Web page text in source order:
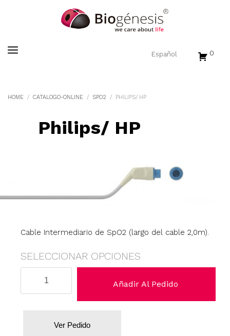
0
HOME CATALOGO-ONLINE SPO2 PHILIPS/ HP
Philips/ HP
Cable Intermediario de SpO2 (largo del cable 2,0m).
SELECCIONAR OPCIONES
Añadir Al Pedido
Ver Pedido